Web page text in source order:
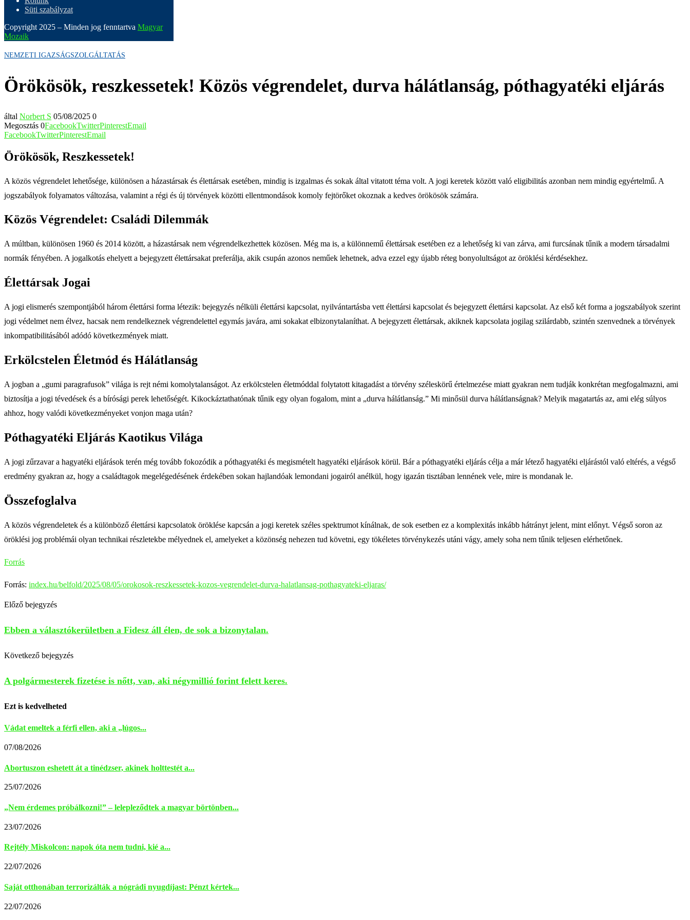
Süti szabályzat
Copyright 2025 – Minden jog fenntartva Magyar
Mozaik
NEMZETI IGAZSÁGSZOLGÁLTATÁS
Örökösök, reszkessetek! Közös végrendelet, durva hálátlanság, póthagyatéki eljárás
által Norbert S 05/08/2025 0
Megosztás 0FacebookTwitterPinterestEmail
FacebookTwitterPinterestEmail
Örökösök, Reszkessetek!
A közös végrendelet lehetősége, különösen a házastársak és élettársak esetében, mindig is izgalmas és sokak által vitatott téma volt. A jogi keretek között való eligibilitás azonban nem mindig egyértelmű. A
jogszabályok folyamatos változása, valamint a régi és új törvények közötti ellentmondások komoly fejtörőket okoznak a kedves örökösök számára.
Közös Végrendelet: Családi Dilemmák
A múltban, különösen 1960 és 2014 között, a házastársak nem végrendelkezhettek közösen. Még ma is, a különnemű élettársak esetében ez a lehetőség ki van zárva, ami furcsának tűnik a modern társadalmi
normák fényében. A jogalkotás ehelyett a bejegyzett élettársakat preferálja, akik csupán azonos neműek lehetnek, adva ezzel egy újabb réteg bonyolultságot az öröklési kérdésekhez.
Élettársak Jogai
A jogi elismerés szempontjából három élettársi forma létezik: bejegyzés nélküli élettársi kapcsolat, nyilvántartásba vett élettársi kapcsolat és bejegyzett élettársi kapcsolat. Az első két forma a jogszabályok szerint
jogi védelmet nem élvez, hacsak nem rendelkeznek végrendelettel egymás javára, ami sokakat elbizonytalaníthat. A bejegyzett élettársak, akiknek kapcsolata jogilag szilárdabb, szintén szenvednek a törvények
inkompatibilitásából adódó következmények miatt.
Erkölcstelen Életmód és Hálátlanság
A jogban a „gumi paragrafusok” világa is rejt némi komolytalanságot. Az erkölcstelen életmóddal folytatott kitagadást a törvény széleskörű értelmezése miatt gyakran nem tudják konkrétan megfogalmazni, ami
biztosítja a jogi tévedések és a bírósági perek lehetőségét. Kikockáztathatónak tűnik egy olyan fogalom, mint a „durva hálátlanság.” Mi minősül durva hálátlanságnak? Melyik magatartás az, ami elég súlyos
ahhoz, hogy valódi következményeket vonjon maga után?
Póthagyatéki Eljárás Kaotikus Világa
A jogi zűrzavar a hagyatéki eljárások terén még tovább fokozódik a póthagyatéki és megismételt hagyatéki eljárások körül. Bár a póthagyatéki eljárás célja a már létező hagyatéki eljárástól való eltérés, a végső
eredmény gyakran az, hogy a családtagok megelégedésének érdekében sokan hajlandóak lemondani jogairól anélkül, hogy igazán tisztában lennének vele, mire is mondanak le.
Összefoglalva
A közös végrendeletek és a különböző élettársi kapcsolatok öröklése kapcsán a jogi keretek széles spektrumot kínálnak, de sok esetben ez a komplexitás inkább hátrányt jelent, mint előnyt. Végső soron az
öröklési jog problémái olyan technikai részletekbe mélyednek el, amelyeket a közönség nehezen tud követni, egy tökéletes törvénykezés utáni vágy, amely soha nem tűnik teljesen elérhetőnek.
Forrás
Forrás: index.hu/belfold/2025/08/05/orokosok-reszkessetek-kozos-vegrendelet-durva-halatlansag-pothagyateki-eljaras/
Előző bejegyzés
Ebben a választókerületben a Fidesz áll élen, de sok a bizonytalan.
Következő bejegyzés
A polgármesterek fizetése is nőtt, van, aki négymillió forint felett keres.
Ezt is kedvelheted
Vádat emeltek a férfi ellen, aki a „lúgos...
07/08/2026
Abortuszon eshetett át a tinédzser, akinek holttestét a...
25/07/2026
„Nem érdemes próbálkozni!” – lelepleződtek a magyar börtönben...
23/07/2026
Rejtély Miskolcon: napok óta nem tudni, kié a...
22/07/2026
Saját otthonában terrorizálták a nógrádi nyugdíjast: Pénzt kértek...
22/07/2026